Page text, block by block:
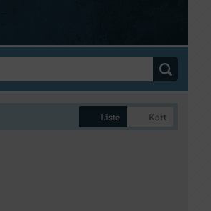
Liste Kort